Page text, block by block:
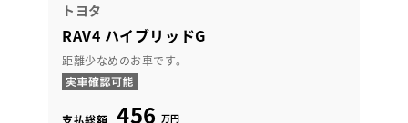
トヨタ
RAV4 ハイブリッドG
距離少なめのお車です。
支払総額 456 万円